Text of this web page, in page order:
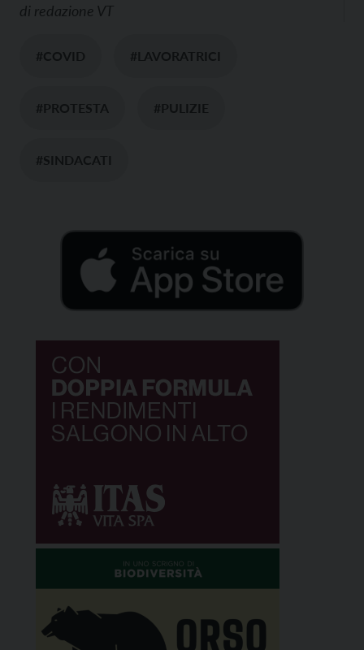
di redazione VT
#COVID #LAVORATRICI
#PROTESTA #PULIZIE
#SINDACATI